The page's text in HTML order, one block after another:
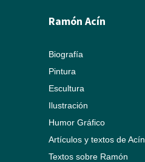
Ramón Acín
Biografía
Pintura
Escultura
Ilustración
Humor Gráfico
Artículos y textos de Acín
Textos sobre Ramón